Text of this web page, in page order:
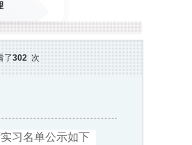
了302 次
习名单公示如下